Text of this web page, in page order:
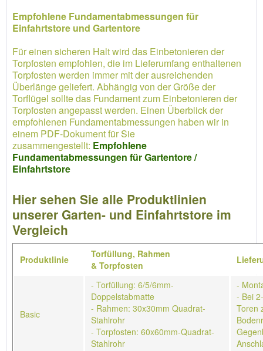
Empfohlene Fundamentabmessungen für
Einfahrtstore und Gartentore
Für einen sicheren Halt wird das Einbetonieren der
Torpfosten empfohlen, die im Lieferumfang enthaltenen
Torpfosten werden immer mit der ausreichenden
Überlänge geliefert. Abhängig von der Größe der
Torflügel sollte das Fundament zum Einbetonieren der
Torpfosten angepasst werden. Einen Überblick der
empfohlenen Fundamentabmessungen haben wir in
einem PDF-Dokument für Sie
zusammengestellt: Empfohlene
Fundamentabmessungen für Gartentore /
Einfahrtstore
Hier sehen Sie alle Produktlinien
unserer Garten- und Einfahrtstore im
Vergleich
Produktlinie Torfüllung, Rahmen
& Torpfosten
Basic
- Torfüllung: 6/5/6mm-
Doppelstabmatte
- Rahmen: 30x30mm Quadrat-
Stahlrohr
- Torpfosten: 60x60mm-Quadrat-
Stahlrohr
-
- Bei
Toren